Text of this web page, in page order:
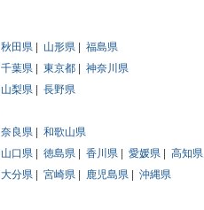
秋田県 山形県
福島県
千葉県 東京都
神奈川県
山梨県
長野県
奈良県
和歌山県
山口県 徳島県 香川県 愛媛県
高知県
大分県 宮崎県 鹿児島県
沖縄県